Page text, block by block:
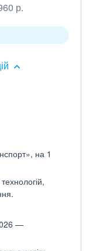
р.
на 1
—